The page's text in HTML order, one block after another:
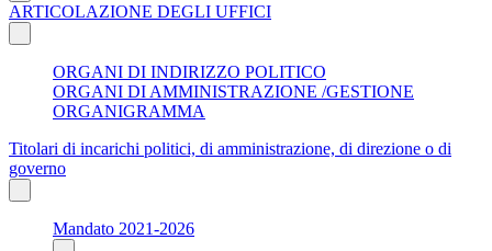
ARTICOLAZIONE DEGLI UFFICI
ORGANI DI INDIRIZZO POLITICO
ORGANI DI AMMINISTRAZIONE /GESTIONE
ORGANIGRAMMA
Titolari di incarichi politici, di amministrazione, di direzione o di
governo
Mandato 2021-2026